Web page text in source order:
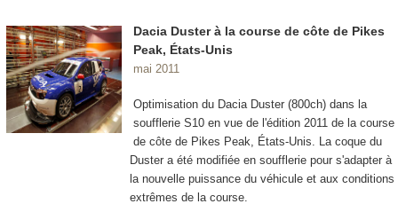
Dacia Duster à la course de côte de Pikes
Peak, États-Unis
mai 2011
Optimisation du Dacia Duster (800ch) dans la
soufflerie S10 en vue de l'édition 2011 de la course
de côte de Pikes Peak, États-Unis. La coque du
Duster a été modifiée en soufflerie pour s'adapter à
la nouvelle puissance du véhicule et aux conditions
extrêmes de la course.